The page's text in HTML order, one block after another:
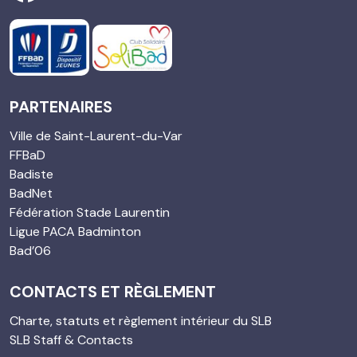
PARTENAIRES
Ville de Saint-Laurent-du-Var
FFBaD
Badiste
BadNet
Fédération Stade Laurentin
Ligue PACA Badminton
Bad’06
CONTACTS ET RÈGLEMENT
Charte, statuts et règlement intérieur du SLB
SLB Staff & Contacts